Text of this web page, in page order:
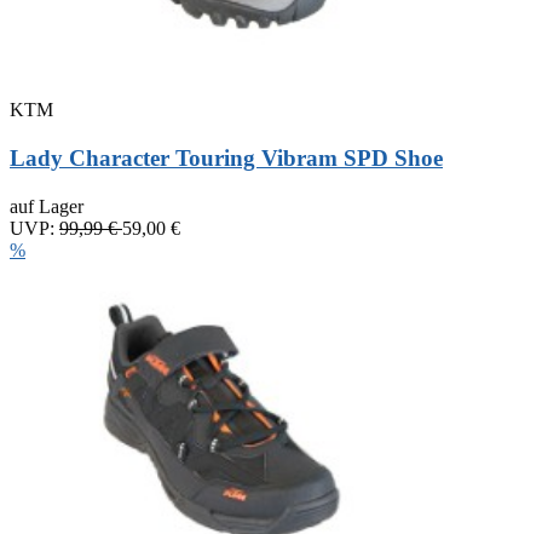
KTM
Lady Character Touring Vibram SPD Shoe
auf Lager
UVP: 99,99 € 59,00 €
%